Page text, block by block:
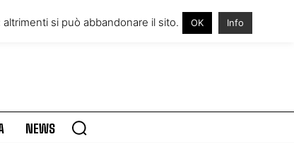
VISITARE L’IRLANDA
NEWS
si può abbandonare il sito. OK Info